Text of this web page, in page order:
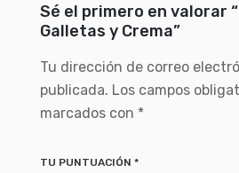
Sé el primero en valorar
Galletas y Crema”
Tu dirección de correo
publicada. Los campos
marcados con *
TU PUNTUACIÓN *